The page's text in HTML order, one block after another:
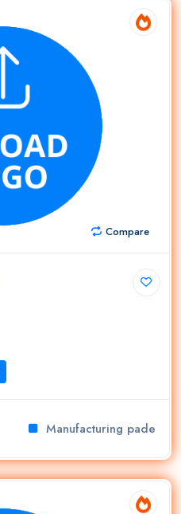
Compare
Manufacturing padel